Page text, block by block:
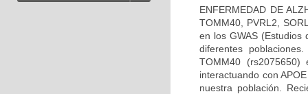
ENFERMEDAD DE
TOMM40, PVRL2,
en los GWAS
diferentes
TOMM40
interactuando con
nuestra población.